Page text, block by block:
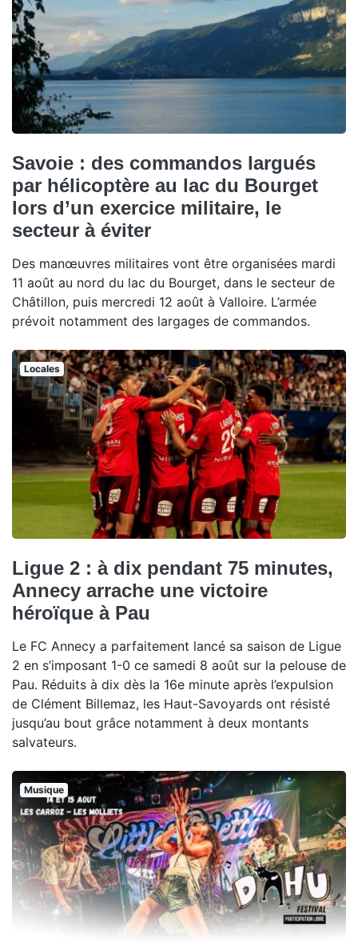
Savoie : des commandos largués
par hélicoptère au lac du Bourget
lors d’un exercice militaire, le
secteur à éviter
Des manœuvres militaires vont être organisées mardi
11 août au nord du lac du Bourget, dans le secteur de
Châtillon, puis mercredi 12 août à Valloire. L’armée
prévoit notamment des largages de commandos.
Locales
Ligue 2 : à dix pendant 75 minutes,
Annecy arrache une victoire
héroïque à Pau
Le FC Annecy a parfaitement lancé sa saison de Ligue
2 en s’imposant 1-0 ce samedi 8 août sur la pelouse de
Pau. Réduits à dix dès la 16e minute après l’expulsion
de Clément Billemaz, les Haut-Savoyards ont résisté
jusqu’au bout grâce notamment à deux montants
salvateurs.
Musique